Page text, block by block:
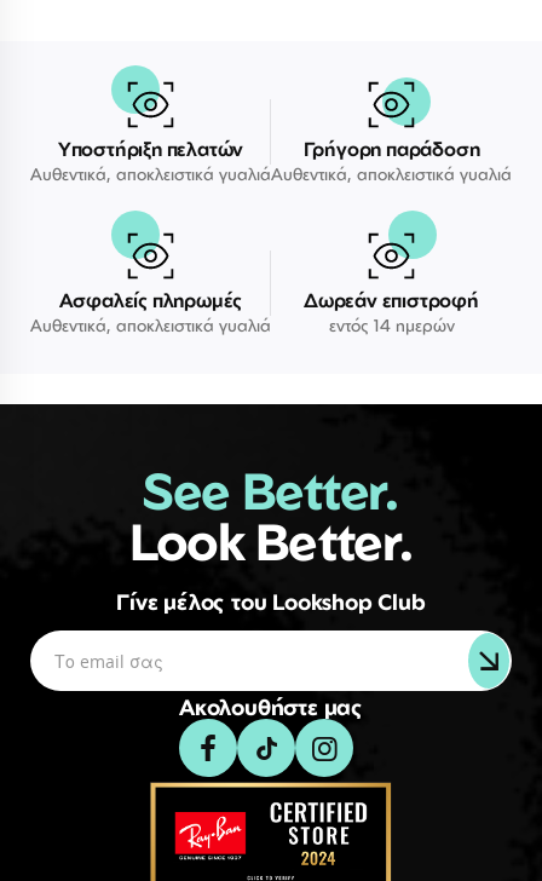
Υποστήριξη πελατών
Αυθεντικά, αποκλειστικά γυαλιά
Γρήγορη παράδοση
Αυθεντικά, αποκλειστικά γυαλιά
Ασφαλείς πληρωμές
Αυθεντικά, αποκλειστικά γυαλιά
Δωρεάν επιστροφή
εντός 14 ημερών
See Better.
Look Better.
Γίνε μέλος του Lookshop Club
Ακολουθήστε μας